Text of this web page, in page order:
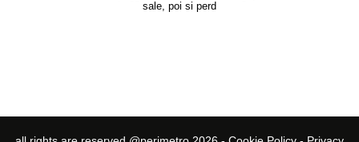
sale, poi si perd